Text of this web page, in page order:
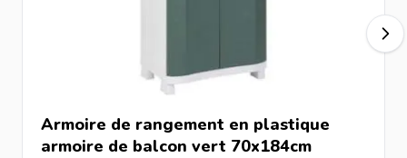
Armoire de rangement en plastique
armoire de balcon vert 70x184cm